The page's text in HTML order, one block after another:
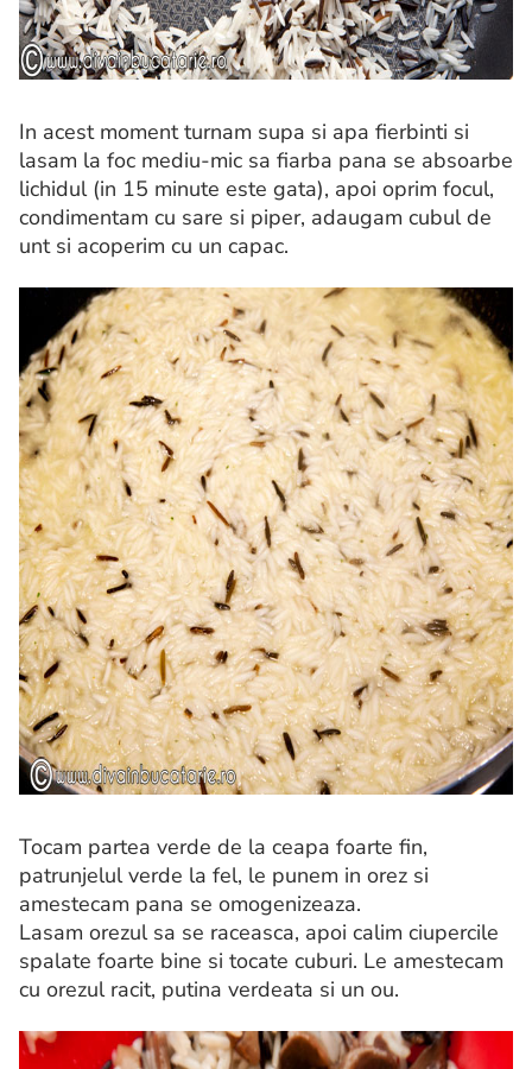
In acest moment turnam supa si apa fierbinti si
lasam la foc mediu-mic sa fiarba pana se absoarbe
lichidul (in 15 minute este gata), apoi oprim focul,
condimentam cu sare si piper, adaugam cubul de
unt si acoperim cu un capac.
Tocam partea verde de la ceapa foarte fin,
patrunjelul verde la fel, le punem in orez si
amestecam pana se omogenizeaza.
Lasam orezul sa se raceasca, apoi calim ciupercile
spalate foarte bine si tocate cuburi. Le amestecam
cu orezul racit, putina verdeata si un ou.